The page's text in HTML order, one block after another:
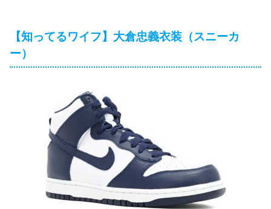
【知ってるワイフ】大倉忠義衣装（スニーカ
ー）